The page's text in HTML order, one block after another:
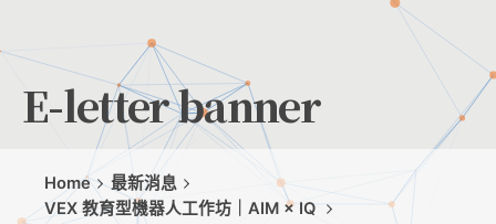
E-letter banner
Home
最新消息
VEX 教育型機器人工作坊｜AIM × IQ